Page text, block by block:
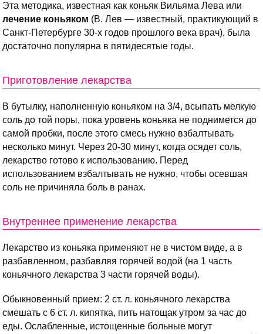
Эта методика, известная как коньяк Вильяма Лева или
лечение коньяком (В. Лев — известный, практикующий в
Санкт-Петербурге 30-х годов прошлого века врач), была
достаточно популярна в пятидесятые годы.
Приготовление лекарства
В бутылку, наполненную коньяком на 3/4, всыпать мелкую
соль до той поры, пока уровень коньяка не поднимется до
самой пробки, после этого смесь нужно взбалтывать
несколько минут. Через 20-30 минут, когда осядет соль,
лекарство готово к использованию. Перед
использованием взбалтывать не нужно, чтобы осевшая
соль не причиняла боль в ранах.
Внутреннее применение лекарства
Лекарство из коньяка применяют не в чистом виде, а в
разбавленном, разбавляя горячей водой (на 1 часть
коньячного лекарства 3 части горячей воды).
Обыкновенный прием: 2 ст. л. коньячного лекарства
смешать с 6 ст. л. кипятка, пить натощак утром за час до
еды. Ослабленные, истощенные больные могут